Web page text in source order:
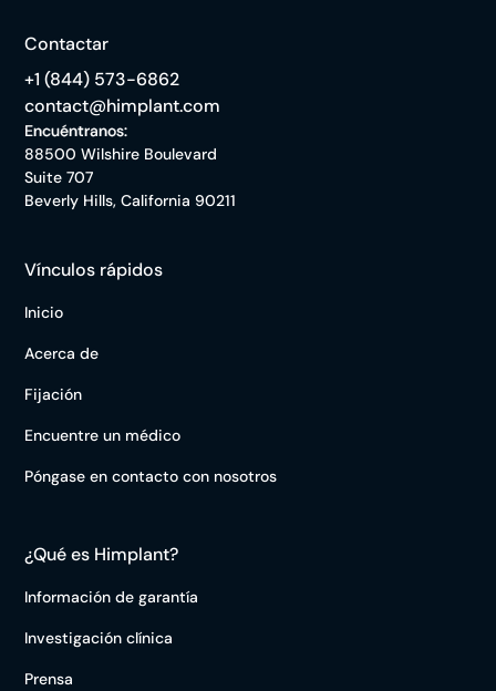
Contactar
+1 (844) 573-6862
contact@himplant.com
Encuéntranos:
88500 Wilshire Boulevard
Suite 707
Beverly Hills, California 90211
Vínculos rápidos
Inicio
Acerca de
Fijación
Encuentre un médico
Póngase en contacto con nosotros
¿Qué es Himplant?
Información de garantía
Investigación clínica
Prensa